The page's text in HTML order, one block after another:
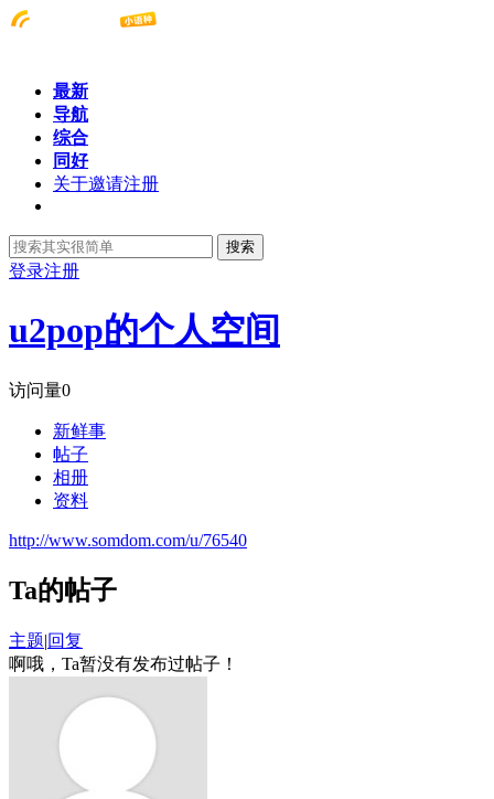
最新
导航
综合
同好
关于邀请注册
搜索
登录注册
u2pop的个人空间
访问量0
新鲜事
帖子
相册
资料
http://www.somdom.com/u/76540
Ta的帖子
主题|回复
啊哦，Ta暂没有发布过帖子！